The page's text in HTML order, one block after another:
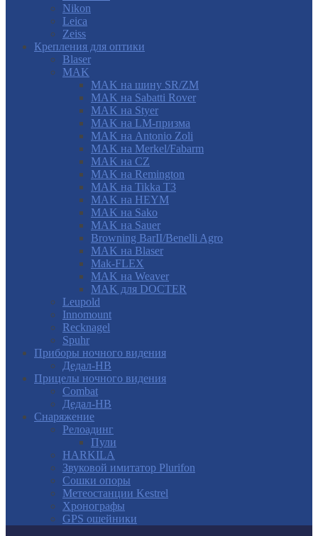
Nikon
Leica
Zeiss
Крепления для оптики
Blaser
MAK
MAK на шину SR/ZM
MAK на Sabatti Rover
MAK на Styer
MAK на LM-призма
MAK на Antonio Zoli
MAK на Merkel/Fabarm
MAK на CZ
MAK на Remington
MAK на Tikka T3
MAK на HEYM
MAK на Sako
MAK на Sauer
Browning BarII/Benelli Agro
MAK на Blaser
Mak-FLEX
MAK на Weaver
MAK для DOCTER
Leupold
Innomount
Recknagel
Spuhr
Приборы ночного видения
Дедал-НВ
Прицелы ночного видения
Combat
Дедал-НВ
Снаряжение
Релоадинг
Пули
HARKILA
Звуковой имитатор Plurifon
Сошки опоры
Метеостанции Kestrel
Хронографы
GPS ошейники